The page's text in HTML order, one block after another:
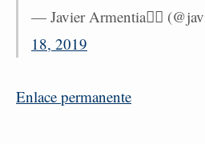
— Javier Armentia🏳️‍🌈
18, 2019
Enlace permanente